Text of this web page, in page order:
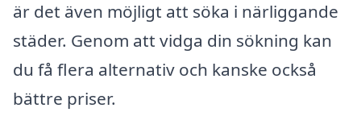
är det även möjligt att söka i närliggande
städer. Genom att vidga din sökning kan
du få flera alternativ och kanske också
bättre priser.